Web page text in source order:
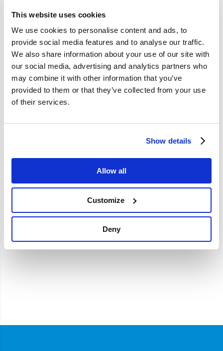
This website uses cookies
We use cookies to personalise content and ads, to
provide social media features and to analyse our traffic.
We also share information about your use of our site with
our social media, advertising and analytics partners who
may combine it with other information that you’ve
provided to them or that they’ve collected from your use
of their services.
Show details
Allow all
Customize
Deny
bestaat uit:
9146266 inlaat pakking
1271988 Carterontluchting huis
1271867 Carter ontluchting buis (9471644)
1271653 Slang
1271654 Buis
Specificaties
1271988-KIT2
OE referentie 1271988 1271867 9471644